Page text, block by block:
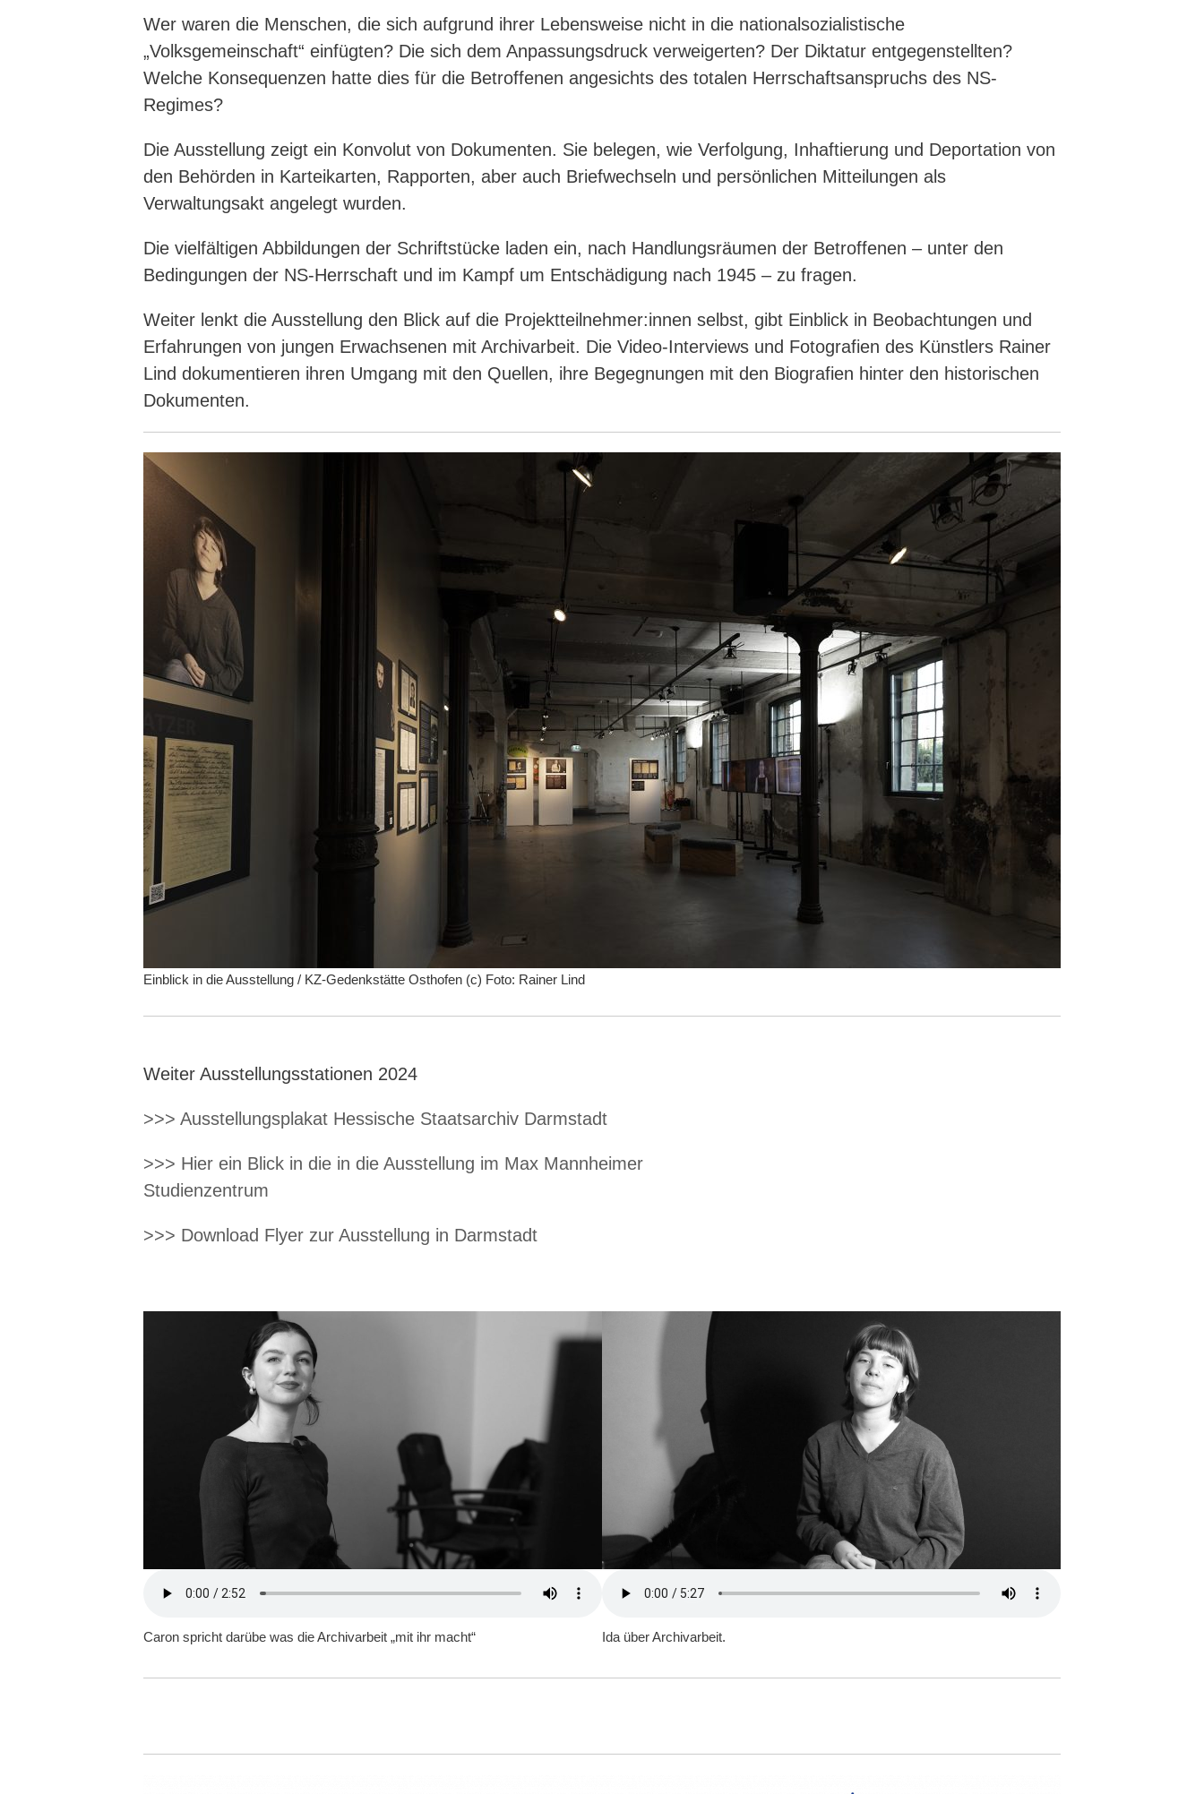
Wer waren die Menschen, die sich aufgrund ihrer Lebensweise nicht in die nationalsozialistische
„Volksgemeinschaft“ einfügten? Die sich dem Anpassungsdruck verweigerten? Der Diktatur entgegenstellten?
Welche Konsequenzen hatte dies für die Betroffenen angesichts des totalen Herrschaftsanspruchs des NS-
Regimes?
Die Ausstellung zeigt ein Konvolut von Dokumenten. Sie belegen, wie Verfolgung, Inhaftierung und Deportation von
den Behörden in Karteikarten, Rapporten, aber auch Briefwechseln und persönlichen Mitteilungen als
Verwaltungsakt angelegt wurden.
Die vielfältigen Abbildungen der Schriftstücke laden ein, nach Handlungsräumen der Betroffenen – unter den
Bedingungen der NS-Herrschaft und im Kampf um Entschädigung nach 1945 – zu fragen.
Weiter lenkt die Ausstellung den Blick auf die Projektteilnehmer:innen selbst, gibt Einblick in Beobachtungen und
Erfahrungen von jungen Erwachsenen mit Archivarbeit. Die Video-Interviews und Fotografien des Künstlers Rainer
Lind dokumentieren ihren Umgang mit den Quellen, ihre Begegnungen mit den Biografien hinter den historischen
Dokumenten.
Einblick in die Ausstellung / KZ-Gedenkstätte Osthofen (c) Foto: Rainer Lind
Weiter Ausstellungsstationen 2024
>>> Ausstellungsplakat Hessische Staatsarchiv Darmstadt
>>> Hier ein Blick in die in die Ausstellung im Max Mannheimer
Studienzentrum
>>> Download Flyer zur Ausstellung in Darmstadt
Caron spricht darübe was die Archivarbeit „mit ihr macht“ Ida über Archivarbeit.